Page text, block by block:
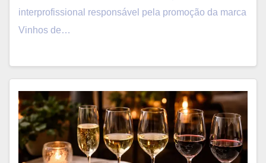
interprofissional responsável pela promoção da marca
Vinhos de…